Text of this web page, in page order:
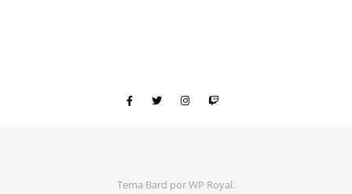
Tema Bard porWP Royal.